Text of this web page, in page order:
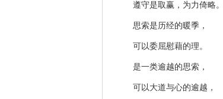
遵守是取赢，为力倚略。
思索是历经的暖季，
可以委屈慰藉的理。
是一类逾越的思索，
可以大道与心的逾越，